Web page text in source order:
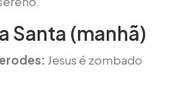
Santa (manhã)
Jesus é zombado